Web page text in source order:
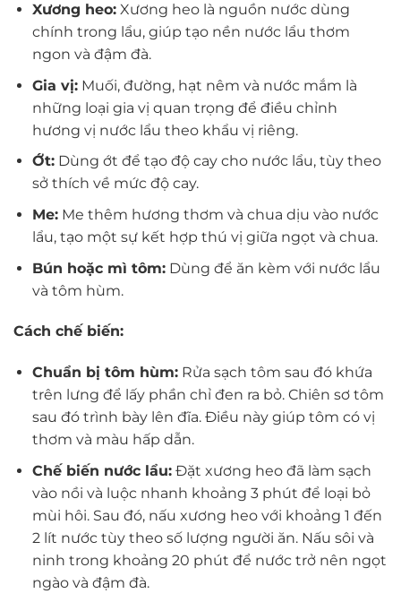
Xương heo:Xương heo là nguồn nước dùng
chính trong lẩu, giúp tạo nền nước lẩu thơm
ngon và đậm đà.
Gia vị:Muối, đường, hạt nêm và nước mắm là
những loại gia vị quan trọng để điều chỉnh
hương vị nước lẩu theo khẩu vị riêng.
Ớt:Dùng ớt để tạo độ cay cho nước lẩu, tùy theo
sở thích về mức độ cay.
Me:Me thêm hương thơm và chua dịu vào nước
lẩu, tạo một sự kết hợp thú vị giữa ngọt và chua.
Bún hoặc mì tôm:Dùng để ăn kèm với nước lẩu
và tôm hùm.
Cách chế biến:
Chuẩn bị tôm hùm:Rửa sạch tôm sau đó khứa
trên lưng để lấy phần chỉ đen ra bỏ. Chiên sơ tôm
sau đó trình bày lên đĩa. Điều này giúp tôm có vị
thơm và màu hấp dẫn.
Chế biến nước lẩu:Đặt xương heo đã làm sạch
vào nồi và luộc nhanh khoảng 3 phút để loại bỏ
mùi hôi. Sau đó, nấu xương heo với khoảng 1 đến
2 lít nước tùy theo số lượng người ăn. Nấu sôi và
ninh trong khoảng 20 phút để nước trở nên ngọt
ngào và đậm đà.